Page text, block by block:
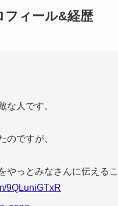
フィール&経歴
な人です。
のですが、
やっとみなさんに伝える
9QLuniGTxR